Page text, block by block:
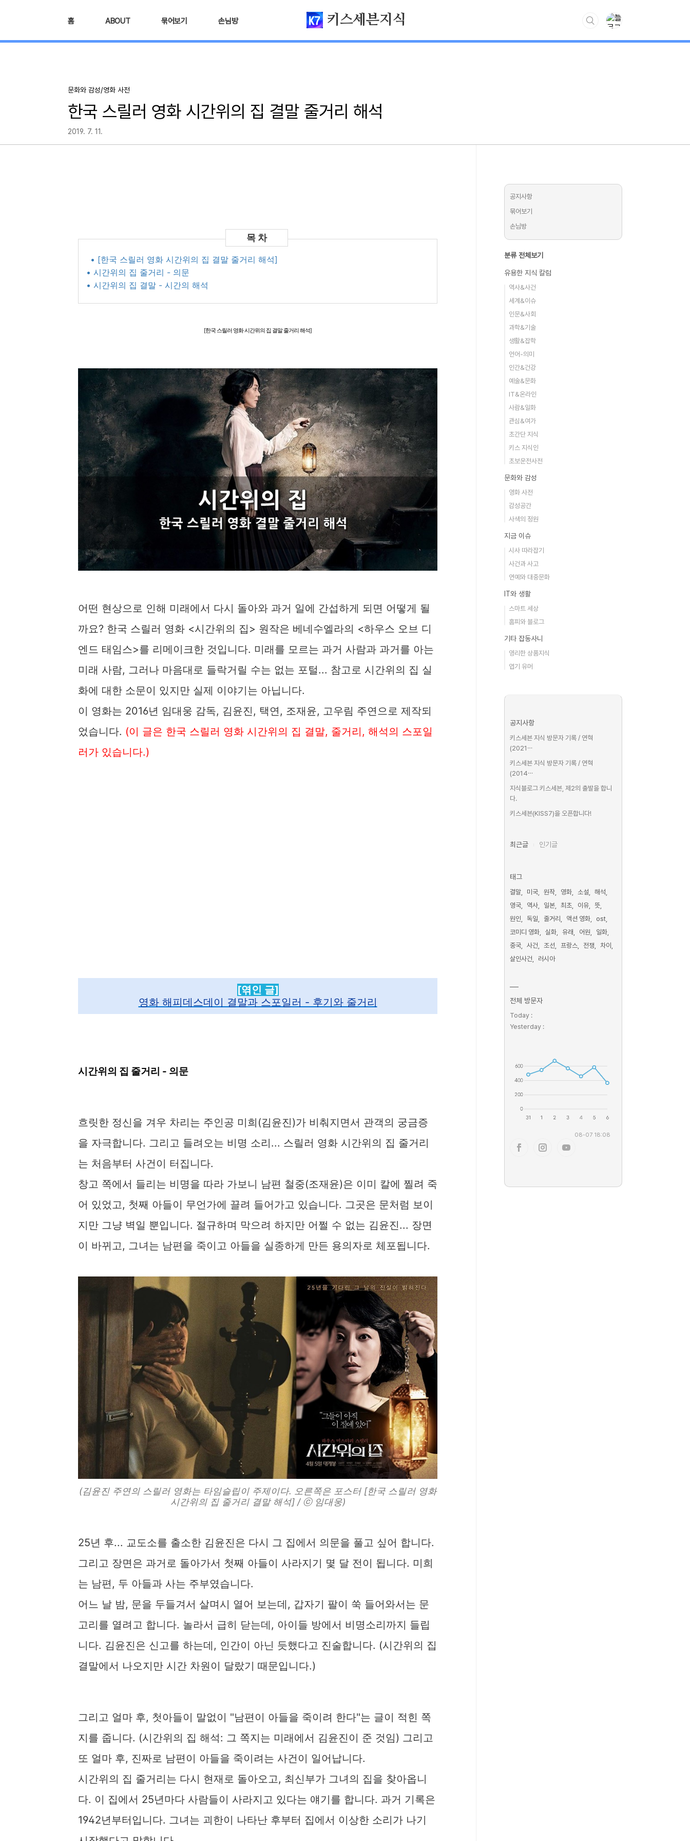
키스세븐지식
홈 ABOUT 묶어보기 손님방
문화와 감성/영화 사전
한국 스릴러 영화 시간위의 집 결말 줄거리 해석
2019. 7. 11.
• [한국 스릴러 영화 시간위의 집 결말 줄거리 해석]
• 시간위의 집 줄거리 - 의문
• 시간위의 집 결말 - 시간의 해석
[한국 스릴러 영화 시간위의 집 결말 줄거리 해석]
어떤 현상으로 인해 미래에서 다시 돌아와 과거 일에 간섭하게 되면 어떻게 될
까요? 한국 스릴러 영화 <시간위의 집> 원작은 베네수엘라의 <하우스 오브 디
엔드 태임스>를 리메이크한 것입니다. 미래를 모르는 과거 사람과 과거를 아는
미래 사람, 그러나 마음대로 들락거릴 수는 없는 포털... 참고로 시간위의 집 실
화에 대한 소문이 있지만 실제 이야기는 아닙니다.
이 영화는 2016년 임대웅 감독, 김윤진, 택연, 조재윤, 고우림 주연으로 제작되
었습니다. (이 글은 한국 스릴러 영화 시간위의 집 결말, 줄거리, 해석의 스포일
러가 있습니다.)
[엮인 글]
영화 해피데스데이 결말과 스포일러 - 후기와 줄거리
시간위의 집 줄거리 - 의문
흐릿한 정신을 겨우 차리는 주인공 미희(김윤진)가 비춰지면서 관객의 궁금증
을 자극합니다. 그리고 들려오는 비명 소리... 스릴러 영화 시간위의 집 줄거리
는 처음부터 사건이 터집니다.
창고 쪽에서 들리는 비명을 따라 가보니 남편 철중(조재윤)은 이미 칼에 찔려 죽
어 있었고, 첫째 아들이 무언가에 끌려 들어가고 있습니다. 그곳은 문처럼 보이
지만 그냥 벽일 뿐입니다. 절규하며 막으려 하지만 어쩔 수 없는 김윤진... 장면
이 바뀌고, 그녀는 남편을 죽이고 아들을 실종하게 만든 용의자로 체포됩니다.
(김윤진 주연의 스릴러 영화는 타임슬립이 주제이다. 오른쪽은 포스터 [한국 스릴러 영화
시간위의 집 줄거리 결말 해석] / ⓒ 임대웅)
25년 후... 교도소를 출소한 김윤진은 다시 그 집에서 의문을 풀고 싶어 합니다.
그리고 장면은 과거로 돌아가서 첫째 아들이 사라지기 몇 달 전이 됩니다. 미희
는 남편, 두 아들과 사는 주부였습니다.
어느 날 밤, 문을 두들겨서 살며시 열어 보는데, 갑자기 팔이 쑥 들어와서는 문
고리를 열려고 합니다. 놀라서 급히 닫는데, 아이들 방에서 비명소리까지 들립
니다. 김윤진은 신고를 하는데, 인간이 아닌 듯했다고 진술합니다. (시간위의 집
결말에서 나오지만 시간 차원이 달랐기 때문입니다.)
그리고 얼마 후, 첫아들이 말없이 "남편이 아들을 죽이려 한다"는 글이 적힌 쪽
지를 줍니다. (시간위의 집 해석: 그 쪽지는 미래에서 김윤진이 준 것임) 그리고
또 얼마 후, 진짜로 남편이 아들을 죽이려는 사건이 일어납니다.
시간위의 집 줄거리는 다시 현재로 돌아오고, 최신부가 그녀의 집을 찾아옵니
다. 이 집에서 25년마다 사람들이 사라지고 있다는 얘기를 합니다. 과거 기록은
1942년부터입니다. 그녀는 괴한이 나타난 후부터 집에서 이상한 소리가 나기
공지사항
묶어보기
손님방
분류 전체보기
유용한 지식 칼럼
역사&사건
세계&이슈
인문&사회
과학&기술
생활&잡학
언어-의미
인간&건강
예술&문화
IT&온라인
사람&일화
관심&여가
초간단 지식
키스 지식인
초보운전사전
문화와 감성
영화 사전
감성공간
사색의 정원
지금 이슈
시사 따라잡기
사건과 사고
연예와 대중문화
IT와 생활
스마트 세상
홈피와 블로그
기타 잡동사니
영리한 상품지식
엽기 유머
공지사항
키스세븐 지식 방문자 기록 / 연혁
(2021⋯
키스세븐 지식 방문자 기록 / 연혁
(2014⋯
지식블로그 키스세븐, 제2의 출발을 합니
다.
키스세븐(KISS7)을 오픈합니다!
최근글 인기글
태그
결말 미국 원작 영화 소설
해석
영국
역사 일본 최초 이유
뜻
원인
독일 줄거리 액션 영화
ost
코미디 영화
실화 유래 어원
일화
중국
사건 조선 프랑스 전쟁
차이
살인사건
러시아
전체 방문자
Today :
Yesterday :
08-07 18:08